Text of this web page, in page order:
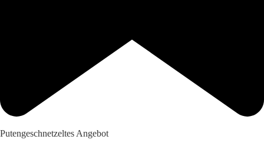
Putengeschnetzeltes Angebot